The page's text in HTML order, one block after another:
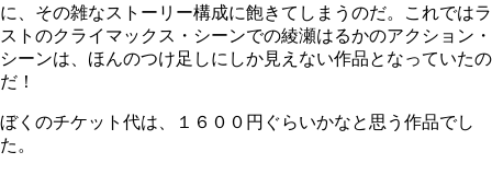
に、その雑なストーリー構成に飽きてしまうのだ。これではラ
ストのクライマックス・シーンでの綾瀬はるかのアクション・
シーンは、ほんのつけ足しにしか見えない作品となっていたの
だ！
ぼくのチケット代は、１６００円ぐらいかなと思う作品でし
た。